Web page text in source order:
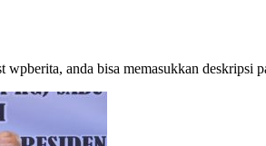
anda bisa memasukkan deskripsi